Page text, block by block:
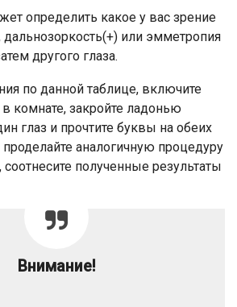
определить какое у вас зрение
дальнозоркость(+) или эмметропия
другого глаза.
по данной таблице, включите
комнате, закройте ладонью
глаз и прочтите буквы на обеих
аналогичную процедуру
полученные результаты
Внимание!